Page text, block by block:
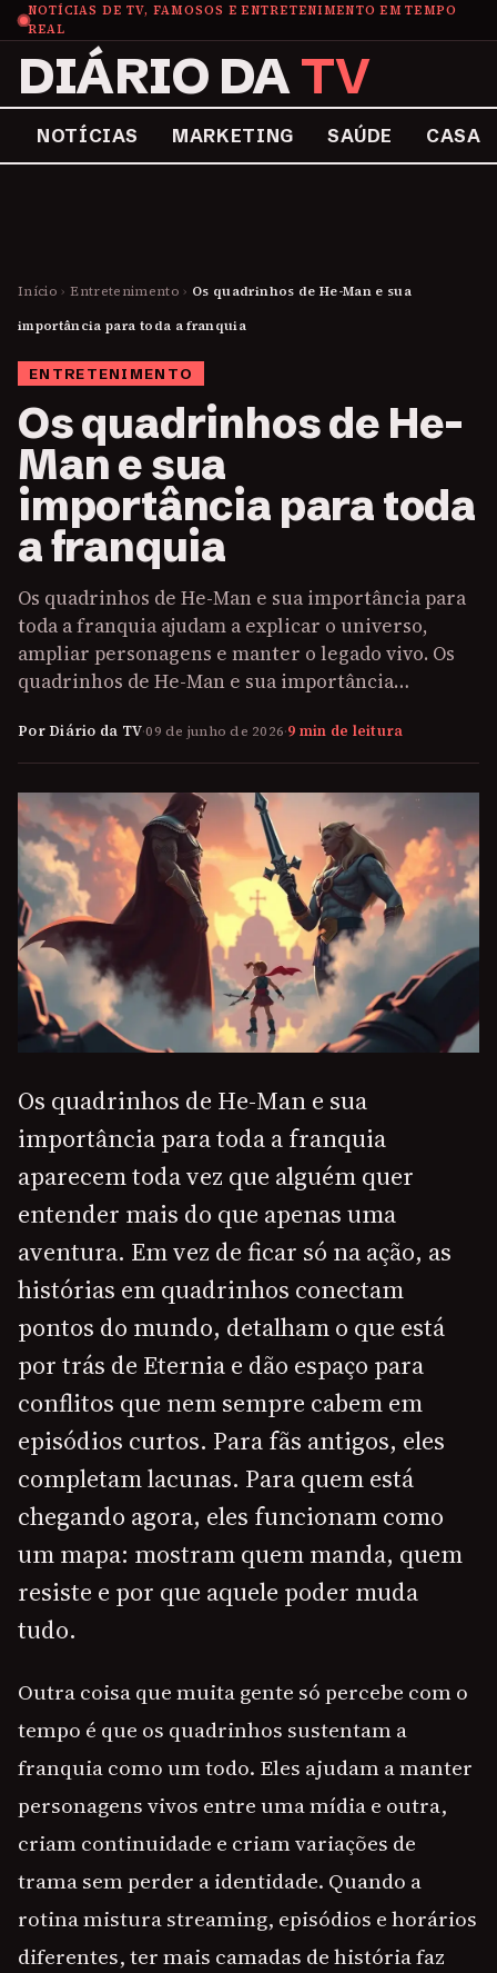
NOTÍCIAS DE TV, FAMOSOS E ENTRETENIMENTO EM TEMPO
REAL
DIÁRIO DATV
NOTÍCIAS MARKETING SAÚDE CASA
Início › Entretenimento › Os quadrinhos de He-Man e sua
importância para toda a franquia
ENTRETENIMENTO
Os quadrinhos de He-
Man e sua
importância para toda
a franquia
Os quadrinhos de He-Man e sua importância para
toda a franquia ajudam a explicar o universo,
ampliar personagens e manter o legado vivo. Os
quadrinhos de He-Man e sua importância…
Por Diário da TV·09 de junho de 2026·9 min de leitura
Os quadrinhos de He-Man e sua
importância para toda a franquia
aparecem toda vez que alguém quer
entender mais do que apenas uma
aventura. Em vez de ficar só na ação, as
histórias em quadrinhos conectam
pontos do mundo, detalham o que está
por trás de Eternia e dão espaço para
conflitos que nem sempre cabem em
episódios curtos. Para fãs antigos, eles
completam lacunas. Para quem está
chegando agora, eles funcionam como
um mapa: mostram quem manda, quem
resiste e por que aquele poder muda
tudo.
Outra coisa que muita gente só percebe com o
tempo é que os quadrinhos sustentam a
franquia como um todo. Eles ajudam a manter
personagens vivos entre uma mídia e outra,
criam continuidade e criam variações de
trama sem perder a identidade. Quando a
rotina mistura streaming, episódios e horários
diferentes, ter mais camadas de história faz